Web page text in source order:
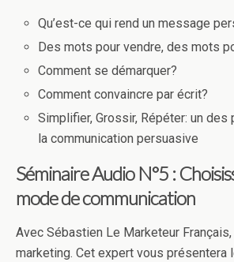
Qu’est-ce qui rend un message
Des mots pour vendre, des mots
Comment se démarquer?
Comment convaincre par écrit?
Simplifier, Grossir, Répéter: un des
la communication persuasive
Séminaire Audio N°5 :
mode de communication
Avec Sébastien Le Marketeur
marketing. Cet expert vous